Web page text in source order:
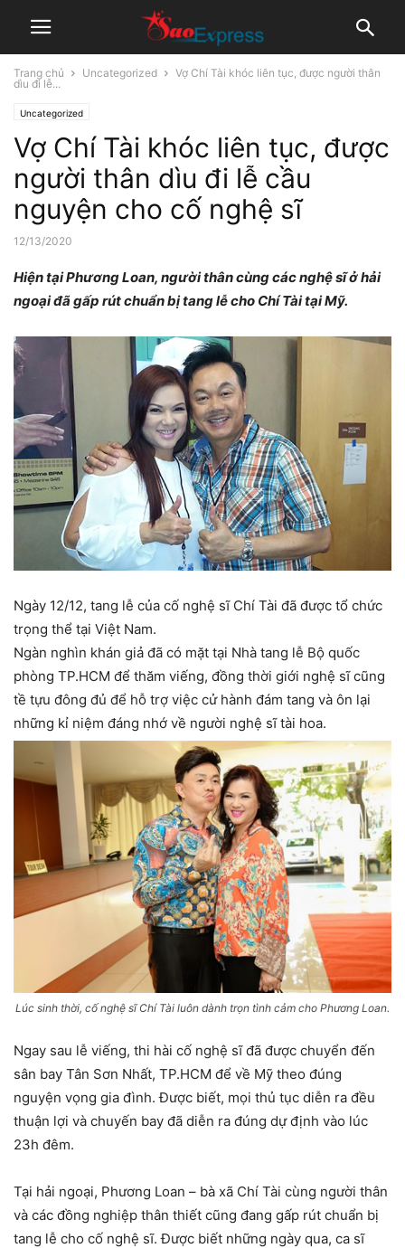
Trang chủ Uncategorized
Vợ Chí Tài khóc liên tục, được người thân
dìu đi lễ...
Uncategorized
Vợ Chí Tài khóc liên tục, được
người thân dìu đi lễ cầu
nguyện cho cố nghệ sĩ
12/13/2020
Hiện tại Phương Loan, người thân cùng các nghệ sĩ ở hải
ngoại đã gấp rút chuẩn bị tang lễ cho Chí Tài tại Mỹ.
Ngày 12/12, tang lễ của cố nghệ sĩ Chí Tài đã được tổ chức
trọng thể tại Việt Nam.
Ngàn nghìn khán giả đã có mặt tại Nhà tang lễ Bộ quốc
phòng TP.HCM để thăm viếng, đồng thời giới nghệ sĩ cũng
tề tựu đông đủ để hỗ trợ việc cử hành đám tang và ôn lại
những kỉ niệm đáng nhớ về người nghệ sĩ tài hoa.
Lúc sinh thời, cố nghệ sĩ Chí Tài luôn dành trọn tình cảm cho Phương Loan.
Ngay sau lễ viếng, thi hài cố nghệ sĩ đã được chuyển đến
sân bay Tân Sơn Nhất, TP.HCM để về Mỹ theo đúng
nguyện vọng gia đình. Được biết, mọi thủ tục diễn ra đều
thuận lợi và chuyến bay đã diễn ra đúng dự định vào lúc
23h đêm.
Tại hải ngoại, Phương Loan – bà xã Chí Tài cùng người thân
và các đồng nghiệp thân thiết cũng đang gấp rút chuẩn bị
tang lễ cho cố nghệ sĩ. Được biết những ngày qua, ca sĩ